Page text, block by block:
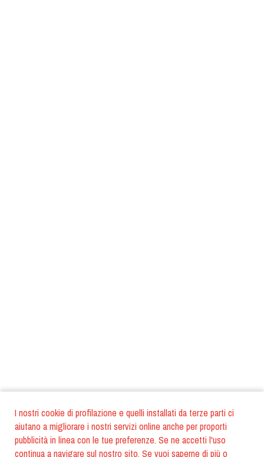
I nostri cookie di profilazione e quelli installati da terze parti ci
aiutano a migliorare i nostri servizi online anche per proporti
pubblicità in linea con le tue preferenze. Se ne accetti l'uso
continua a navigare sul nostro sito. Se vuoi saperne di più o